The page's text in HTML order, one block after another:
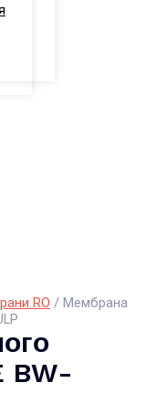
RO / Мембрана
BW-